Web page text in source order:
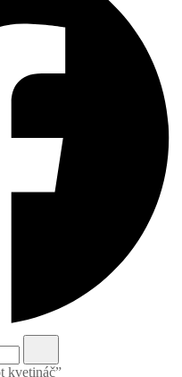
kvetináč”